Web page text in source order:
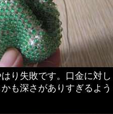
り失敗です。口金に対し
も深さがありすぎるよう